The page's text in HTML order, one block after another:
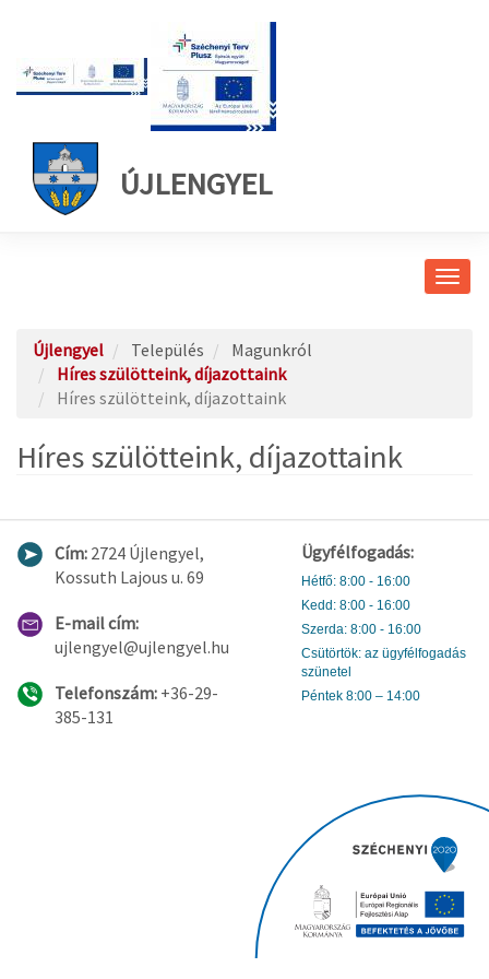
ÚJLENGYEL
Újlengyel Település
Magunkról
Híres szülötteink, díjazottaink
Híres szülötteink, díjazottaink
Híres szülötteink, díjazottaink
Cím: 2724 Újlengyel,
Kossuth Lajous u. 69
E-mail cím:
ujlengyel@ujlengyel.hu
Telefonszám: +36-29-
385-131
Ügyfélfogadás:
Hétfő: 8:00 - 16:00
Kedd: 8:00 - 16:00
Szerda: 8:00 - 16:00
Csütörtök: az ügyfélfogadás
szünetel
Péntek 8:00 – 14:00